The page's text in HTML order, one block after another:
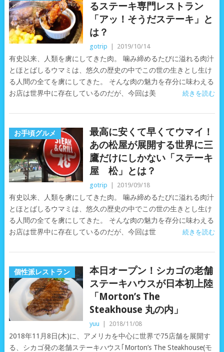
るステーキ専門レストラン
「アッ！そうだステーキ」と
は？
gotrip 2019/10/14
有史以来、人類を虜にしてきた肉。 噛み締めるたびに溢れる肉汁
とほとばしるウマミは、悠久の歴史の中でこの世の生きとし生け
る人間の全てを虜にしてきた。 そんな肉の魅力を存分に味わえる
お店は世界中に存在しているのだが、今回は美
続きを読む
お手頃グルメ
最高に安くて早くてウマイ！
あの松屋が展開する世界に三
鷹だけにしかない「ステーキ
屋 松」とは？
gotrip 2019/09/18
有史以来、人類を虜にしてきた肉。 噛み締めるたびに溢れる肉汁
とほとばしるウマミは、悠久の歴史の中でこの世の生きとし生け
る人間の全てを虜にしてきた。 そんな肉の魅力を存分に味わえる
お店は世界中に存在しているのだが、今回は世
続きを読む
個性派レストラン
本日オープン！シカゴの老舗
ステーキハウスが日本初上陸
「Morton’s The
Steakhouse 丸の内」
yuu 2018/11/08
2018年11月8日(木)に、アメリカを中心に世界で75店舗を展開す
る、シカゴ発の老舗ステーキハウス｢Morton’s The Steakhouse(モ